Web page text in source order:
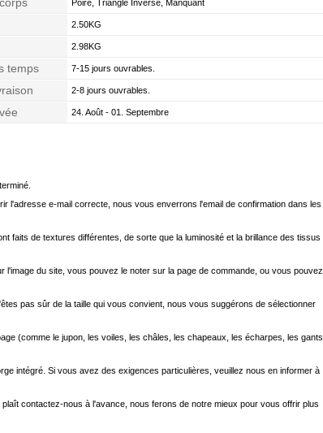
Poire, Triangle Inversé, Manquant
2.50KG
2.98KG
temps 7-15 jours ouvrables.
2-8 jours ouvrables.
24. Août - 01. Septembre
l'adresse e-mail correcte, nous vous enverrons l'email de confirmation dans les
faits de textures différentes, de sorte que la luminosité et la brillance des tissus
du site, vous pouvez le noter sur la page de commande, ou vous pouvez
pas sûr de la taille qui vous convient, nous vous suggérons de sélectionner
(comme le jupon, les voiles, les châles, les chapeaux, les écharpes, les gants
intégré. Si vous avez des exigences particulières, veuillez nous en informer à
contactez-nous à l'avance, nous ferons de notre mieux pour vous offrir plus